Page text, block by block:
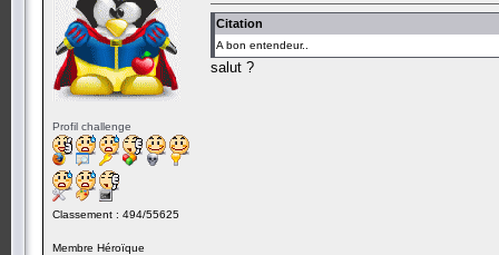
Profil challenge
Classement : 494/55625
Membre Héroïque
Citation
A bon entendeur..
salut ?